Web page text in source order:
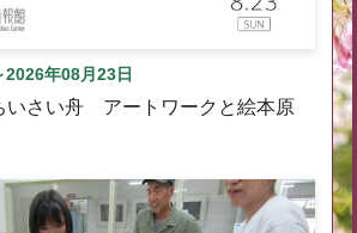
年08月23日
いさい舟 アートワークと絵本原